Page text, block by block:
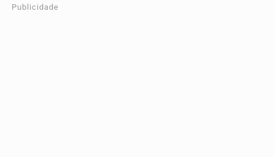
Publicidade